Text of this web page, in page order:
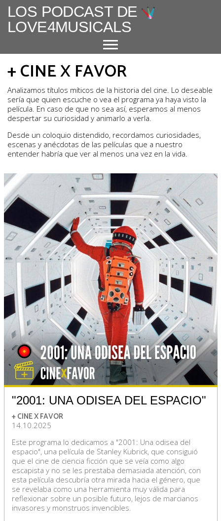
LOS PODCAST DE
LOVE4MUSICALS
ACERCA DE
CUÉNTAME UN MUSICAL
EL MUSICAL EN ESPAÑA
ENTREVISTAS
GRANDES AUTORES
PROTAGONISTAS
+ CINE X FAVOR
VARIOS
+ CINE X FAVOR
Analizamos títulos míticos de la historia del cine. Lo deseable
sería que quien escuche o vea el programa ya haya visto la
película. En caso de que no sea así, esperamos al menos
despertar su curiosidad y animarlo a verla.
Desde un coloquio distendido, recordamos curiosidades,
escenas y anécdotas de las películas que a nuestro
entender habría que ver al menos una vez en la vida.
"2001: UNA ODISEA DEL ESPACIO"
+ CINE X FAVOR
14.10.2025
Este programa lo dedicamos a "2001: Una odisea del
espacio", una película de Stanley Kubrick, que consiguió
que el cine de ciencia ficción que se veía como algo
escapista y no se les prestaba demasiada atención, con
esta película descubría otra mirada hacia el género, que
se revelaba como una herramienta muy válida para
reflexionar sobre un posible futuro, lejos de marcianos
invasores y monstruos invencibles.